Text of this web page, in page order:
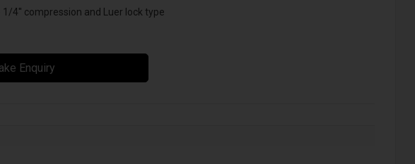
1/4'' compression and Luer lock type
Enquiry